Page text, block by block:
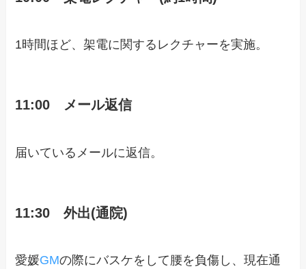
1時間ほど、架電に関するレクチャーを実施。
11:00 メール返信
届いているメールに返信。
11:30 外出(通院)
愛媛GMの際にバスケをして腰を負傷し、現在通